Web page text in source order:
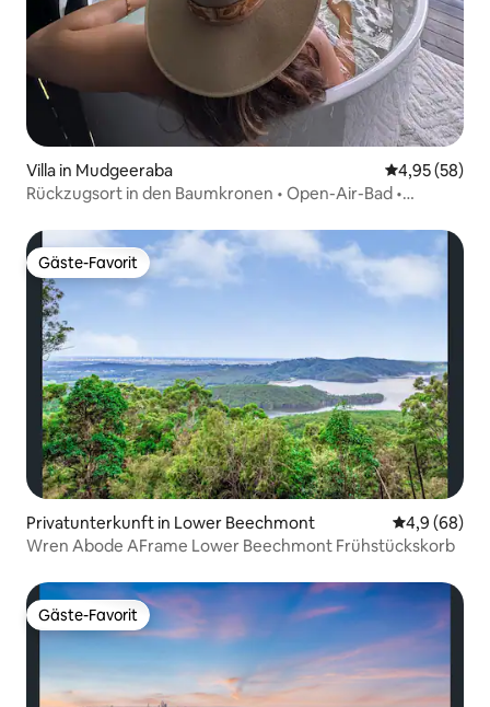
Villa in Mudgeeraba
4,95 (58)
Rückzugsort in den Baumkronen • Open-Air-Bad •
Gäste-Favorit
Gäste-Favorit
Privatunterkunft in Lower Beechmont
4,9 (68)
Wren Abode AFrame Lower Beechmont Frühstückskorb
Gäste-Favorit
Gäste-Favorit